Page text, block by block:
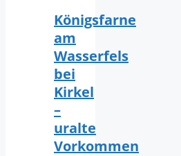
Königsfarne
am
Wasserfels
bei
Kirkel
–
uralte
Vorkommen